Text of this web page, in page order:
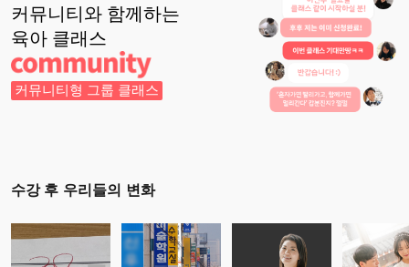
커뮤니티와 함께하는
육아 클래스
커뮤니티형 그룹 클래스
수강 후 우리들의 변화